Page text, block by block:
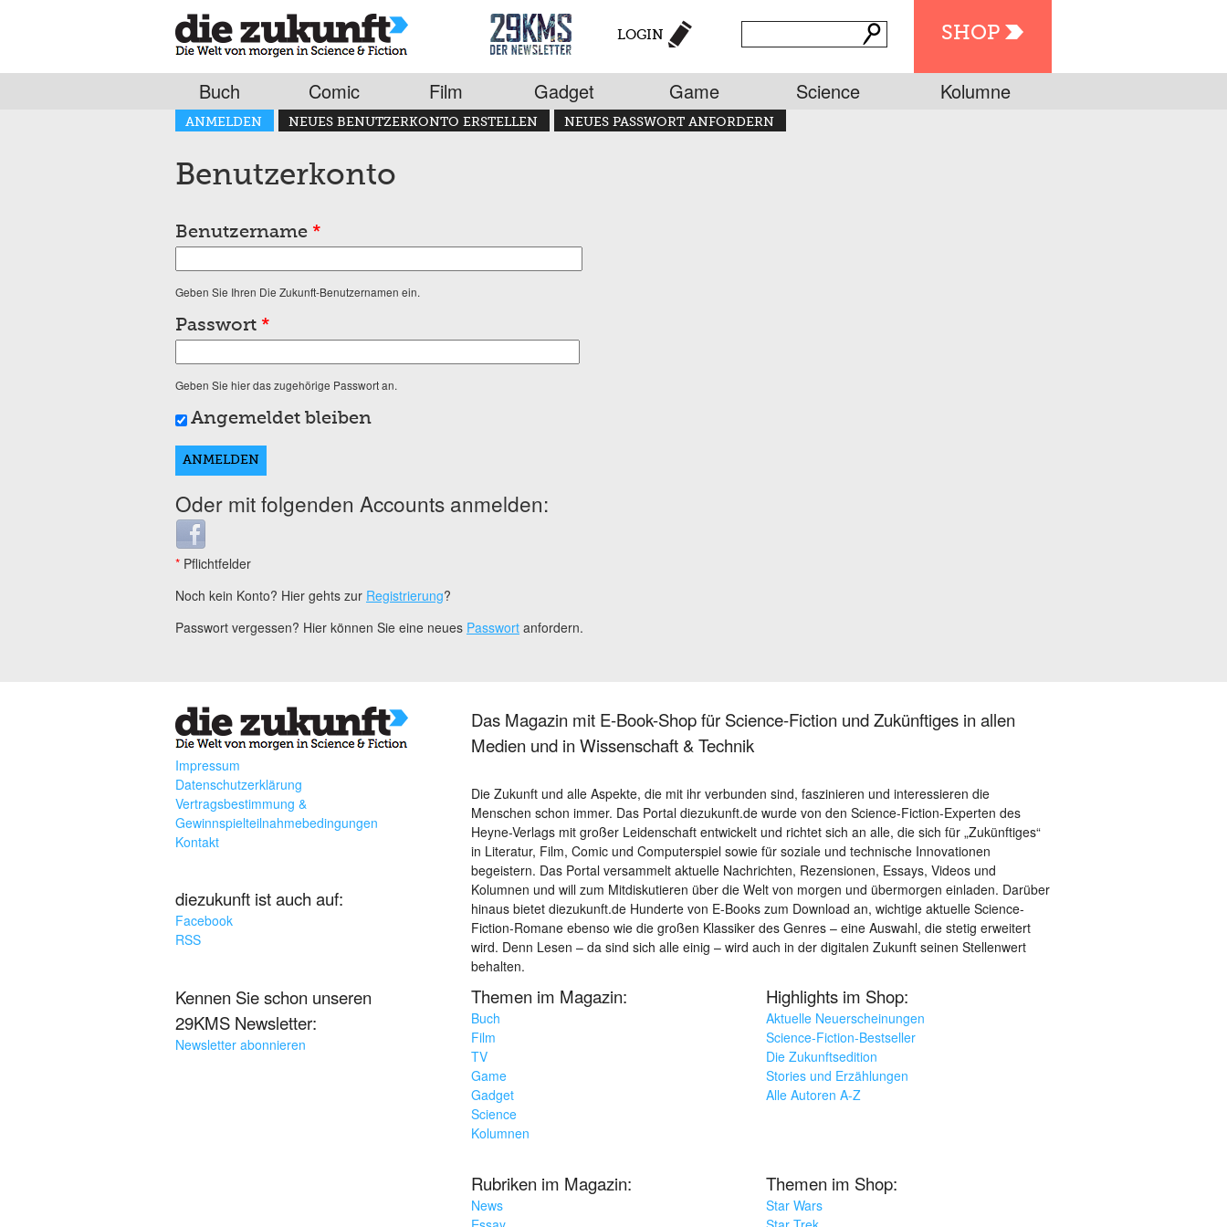
SHOP
LOGIN
Buch Comic Film Gadget Game Science Kolumne
Haupt-Reiter
ANMELDEN
(AKTIVER REITER)
NEUES BENUTZERKONTO ERSTELLEN NEUES PASSWORT ANFORDERN
Benutzerkonto
Benutzername *
Geben Sie Ihren Die Zukunft-Benutzernamen ein.
Passwort *
Geben Sie hier das zugehörige Passwort an.
Angemeldet bleiben
Oder mit folgenden Accounts anmelden:
Login with Facebook
* Pflichtfelder
Noch kein Konto? Hier gehts zur Registrierung?
Passwort vergessen? Hier können Sie eine neues Passwort anfordern.
Impressum
Datenschutzerklärung
Vertragsbestimmung &
Gewinnspielteilnahmebedingungen
Kontakt
diezukunft ist auch auf:
Facebook
RSS
Kennen Sie schon unseren
29KMS Newsletter:
Newsletter abonnieren
Das Magazin mit E-Book-Shop für Science-Fiction und Zukünftiges in allen
Medien und in Wissenschaft & Technik
Die Zukunft und alle Aspekte, die mit ihr verbunden sind, faszinieren und interessieren die
Menschen schon immer. Das Portal diezukunft.de wurde von den Science-Fiction-Experten des
Heyne-Verlags mit großer Leidenschaft entwickelt und richtet sich an alle, die sich für „Zukünftiges“
in Literatur, Film, Comic und Computerspiel sowie für soziale und technische Innovationen
begeistern. Das Portal versammelt aktuelle Nachrichten, Rezensionen, Essays, Videos und
Kolumnen und will zum Mitdiskutieren über die Welt von morgen und übermorgen einladen. Darüber
hinaus bietet diezukunft.de Hunderte von E-Books zum Download an, wichtige aktuelle Science-
Fiction-Romane ebenso wie die großen Klassiker des Genres – eine Auswahl, die stetig erweitert
wird. Denn Lesen – da sind sich alle einig – wird auch in der digitalen Zukunft seinen Stellenwert
behalten.
Themen im Magazin:
Buch
Film
TV
Game
Gadget
Science
Kolumnen
Highlights im Shop:
Aktuelle Neuerscheinungen
Science-Fiction-Bestseller
Die Zukunftsedition
Stories und Erzählungen
Alle Autoren A-Z
Rubriken im Magazin:
News
Themen im Shop:
Star Wars